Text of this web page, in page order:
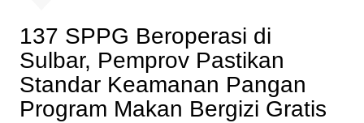
137 SPPG Beroperasi di
Sulbar, Pemprov Pastikan
Standar Keamanan Pangan
Program Makan Bergizi Gratis